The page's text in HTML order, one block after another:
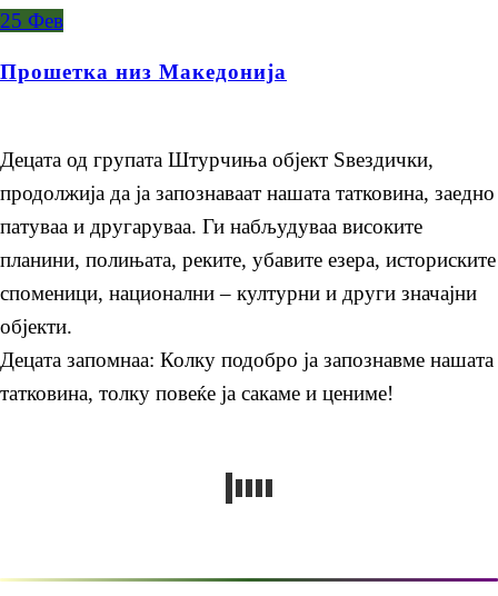
25 Фев
Прошетка низ Македонија
Децата од групата Штурчиња објект Ѕвездички,
продолжија да ја запознаваат нашата татковина, заедно
патуваа и другаруваа. Ги набљудуваа високите
планини, полињата, реките, убавите езера, историските
споменици, национални – културни и други значајни
објекти.
Децата запомнаа: Колку подобро ја запознавме нашата
татковина, толку повеќе ја сакаме и цениме!